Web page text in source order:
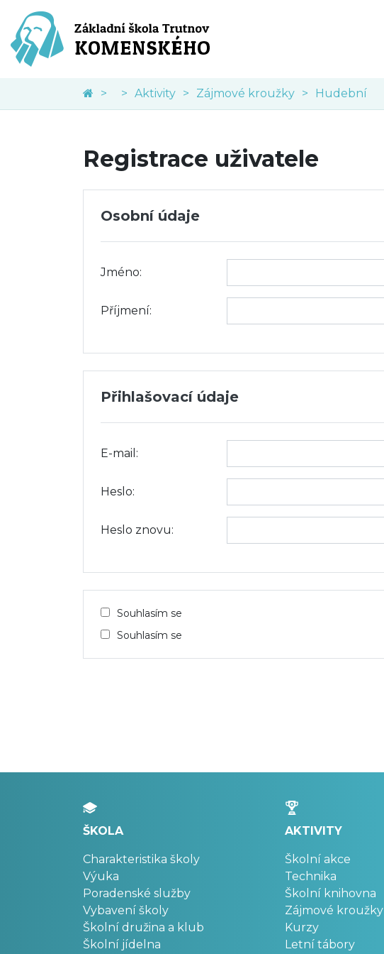
Aktivity Zájmové kroužky Hudební
Registrace uživatele
Osobní údaje
Jméno:
Příjmení:
Přihlašovací údaje
E-mail:
Heslo:
Heslo znovu:
Souhlasím se
Souhlasím se
ŠKOLA
Charakteristika školy
Výuka
Poradenské služby
Vybavení školy
Školní družina a klub
Školní jídelna
AKTIVITY
Školní akce
Technika
Školní knihovna
Zájmové kroužky
Kurzy
Letní tábory